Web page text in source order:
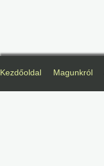
Kezdőoldal Magunkról